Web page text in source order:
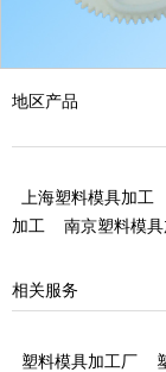
地区产品
上海塑料模具加工
加工
南京塑料模
相关服务
塑料模具加工厂